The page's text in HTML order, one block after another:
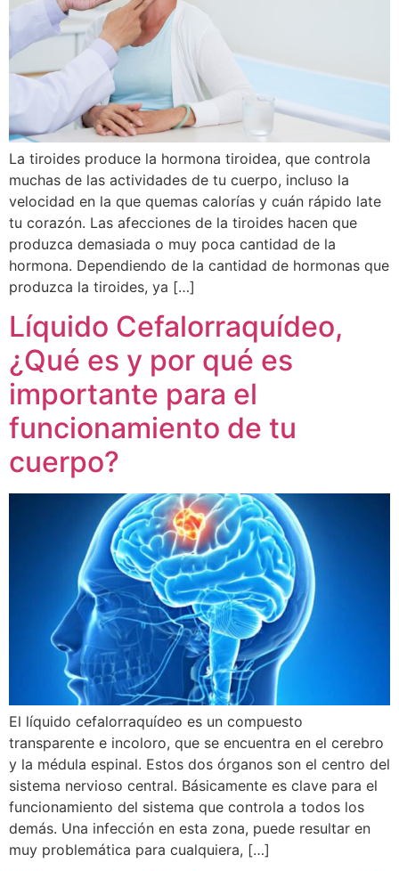
La tiroides produce la hormona tiroidea, que controla
muchas de las actividades de tu cuerpo, incluso la
velocidad en la que quemas calorías y cuán rápido late
tu corazón. Las afecciones de la tiroides hacen que
produzca demasiada o muy poca cantidad de la
hormona. Dependiendo de la cantidad de hormonas que
produzca la tiroides, ya […]
Líquido Cefalorraquídeo,
¿Qué es y por qué es
importante para el
funcionamiento de tu
cuerpo?
El líquido cefalorraquídeo es un compuesto
transparente e incoloro, que se encuentra en el cerebro
y la médula espinal. Estos dos órganos son el centro del
sistema nervioso central. Básicamente es clave para el
funcionamiento del sistema que controla a todos los
demás. Una infección en esta zona, puede resultar en
muy problemática para cualquiera, […]